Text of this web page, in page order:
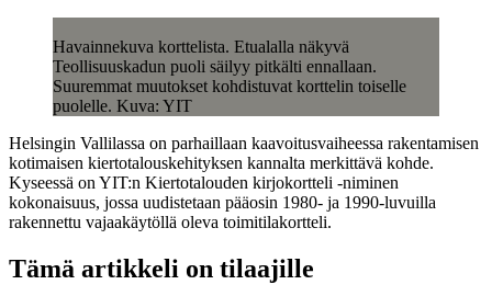
Havainnekuva korttelista. Etualalla näkyvä
Teollisuuskadun puoli säilyy pitkälti ennallaan.
Suuremmat muutokset kohdistuvat korttelin toiselle
puolelle. Kuva: YIT
Helsingin Vallilassa on parhaillaan kaavoitusvaiheessa rakentamisen
kotimaisen kiertotalouskehityksen kannalta merkittävä kohde.
Kyseessä on YIT:n Kiertotalouden kirjokortteli -niminen
kokonaisuus, jossa uudistetaan pääosin 1980- ja 1990-luvuilla
rakennettu vajaakäytöllä oleva toimitilakortteli.
Tämä artikkeli on tilaajille